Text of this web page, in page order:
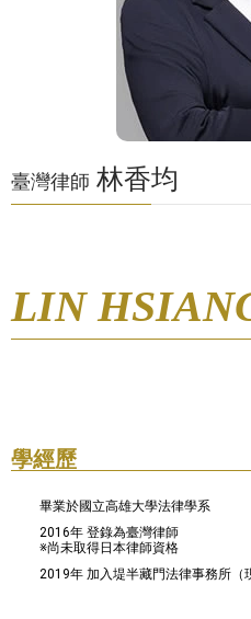
臺灣律師 林香均
LIN
學經歷
畢業於國立高雄大學法律學系
2016年 登錄為臺灣律師
※尚未取得日本律師資格
2019年 加入堤半藏門法律事務所（